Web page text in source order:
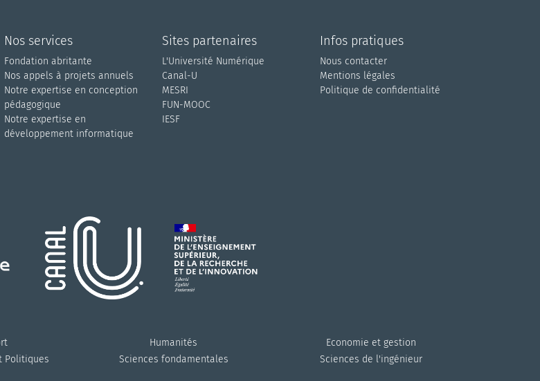
Nos services
Fondation abritante
Nos appels à projets annuels
Notre expertise en conception
pédagogique
Notre expertise en
développement informatique
Sites partenaires
L'Université Numérique
Canal-U
MESRI
FUN-MOOC
IESF
Infos pratiques
Nous contacter
Mentions légales
Politique de confidentialité
Politiques
Humanités
Sciences fondamentales
Economie et gestion
Sciences de l'ingénieur